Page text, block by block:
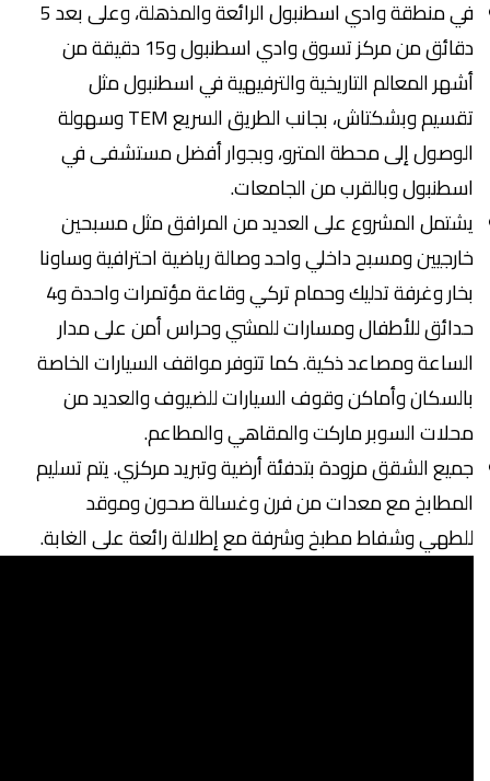
في منطقة وادي اسطنبول الرائعة والمذهلة، وعلى بعد 5
دقائق من مركز تسوق وادي اسطنبول و15 دقيقة من
أشهر المعالم التاريخية والترفيهية في اسطنبول مثل
تقسيم وبشكتاش، بجانب الطريق السريع TEM وسهولة
الوصول إلى محطة المترو، وبجوار أفضل مستشفى في
اسطنبول وبالقرب من الجامعات.
يشتمل المشروع على العديد من المرافق مثل مسبحين
خارجيين ومسبح داخلي واحد وصالة رياضية احترافية وساونا
بخار وغرفة تدليك وحمام تركي وقاعة مؤتمرات واحدة و4
حدائق للأطفال ومسارات للمشي وحراس أمن على مدار
الساعة ومصاعد ذكية. كما تتوفر مواقف السيارات الخاصة
بالسكان وأماكن وقوف السيارات للضيوف والعديد من
محلات السوبر ماركت والمقاهي والمطاعم.
جميع الشقق مزودة بتدفئة أرضية وتبريد مركزي. يتم تسليم
المطابخ مع معدات من فرن وغسالة صحون وموقد
للطهي وشفاط مطبخ وشرفة مع إطلالة رائعة على الغابة.